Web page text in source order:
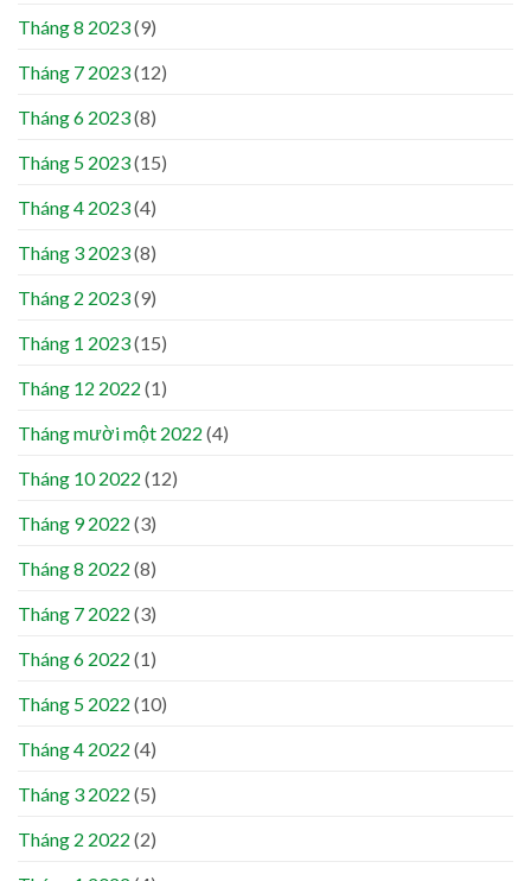
Tháng 8 2023(9)
Tháng 7 2023(12)
Tháng 6 2023(8)
Tháng 5 2023(15)
Tháng 4 2023(4)
Tháng 3 2023(8)
Tháng 2 2023(9)
Tháng 1 2023(15)
Tháng 12 2022 (1)
Tháng mười một 2022 (4)
Tháng 10 2022 (12)
Tháng 9 2022 (3)
Tháng 8 2022 (8)
Tháng 7 2022 (3)
Tháng 6 2022 (1)
Tháng 5 2022 (10)
Tháng 4 2022 (4)
Tháng 3 2022 (5)
Tháng 2 2022 (2)